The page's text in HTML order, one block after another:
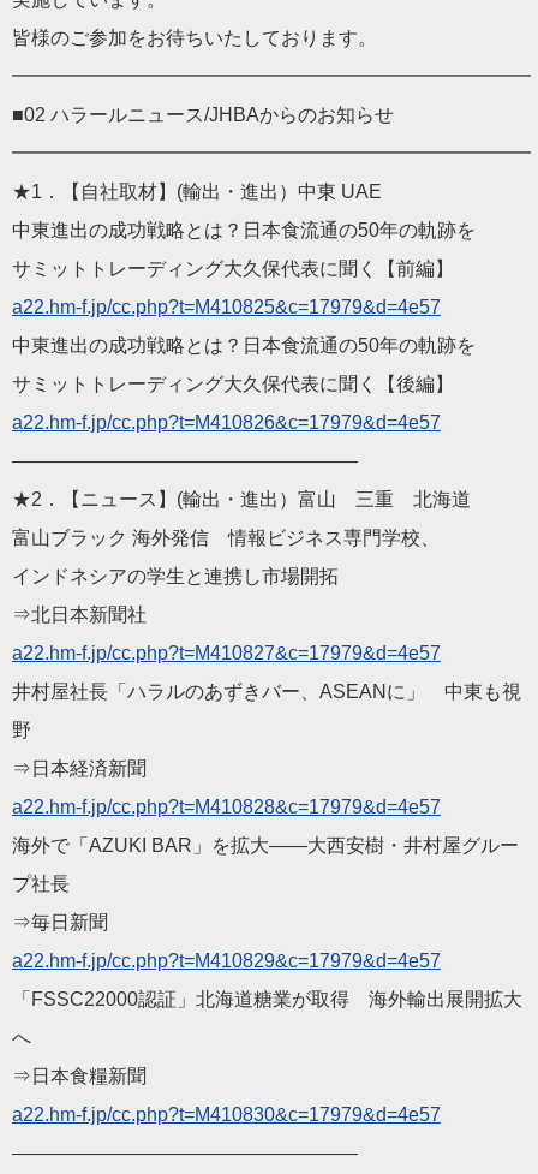
皆様のご参加をお待ちいたしております。
━━━━━━━━━━━━━━━━━━━━━━━━━━━
■02 ハラールニュース/JHBAからのお知らせ
━━━━━━━━━━━━━━━━━━━━━━━━━━━
★1．【自社取材】(輸出・進出）中東 UAE
中東進出の成功戦略とは？日本食流通の50年の軌跡を
サミットトレーディング大久保代表に聞く【前編】
a22.hm-f.jp/cc.php?t=M410825&c=17979&d=4e57
中東進出の成功戦略とは？日本食流通の50年の軌跡を
サミットトレーディング大久保代表に聞く【後編】
a22.hm-f.jp/cc.php?t=M410826&c=17979&d=4e57
——————————————————
★2．【ニュース】(輸出・進出）富山 三重 北海道
富山ブラック 海外発信 情報ビジネス専門学校、
インドネシアの学生と連携し市場開拓
⇒北日本新聞社
a22.hm-f.jp/cc.php?t=M410827&c=17979&d=4e57
井村屋社長「ハラルのあずきバー、ASEANに」 中東も視
野
⇒日本経済新聞
a22.hm-f.jp/cc.php?t=M410828&c=17979&d=4e57
海外で「AZUKI BAR」を拡大――大西安樹・井村屋グルー
プ社長
⇒毎日新聞
a22.hm-f.jp/cc.php?t=M410829&c=17979&d=4e57
「FSSC22000認証」北海道糖業が取得 海外輸出展開拡大
へ
⇒日本食糧新聞
a22.hm-f.jp/cc.php?t=M410830&c=17979&d=4e57
——————————————————